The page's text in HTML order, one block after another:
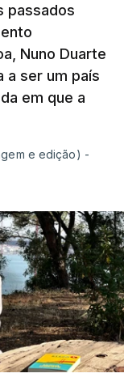
passados
Nuno Duarte
a ser um país
em que a
e edição) -